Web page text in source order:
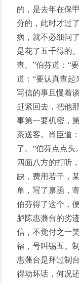
的，是去年在保
分的，此时才过
病，就不必细问
是花了五千得的
查。”伯芬道：“
道：“要认真查起
写信的事且慢着
赶紧回去，把他
事第一要机密，
茶送客。肖臣道
了。”伯芬点点头
四面八方的打听
缺，费用若干，
单，写了禀函，
伯芬得了这个，
胪陈惠藩台的劣
信，不觉付之一
福，号叫锡五。
惠藩台是拜过制
得动坏话，何况